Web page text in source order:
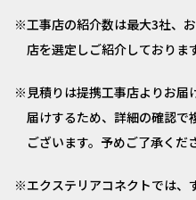
工事店の紹介数は最大3社、
店を選定しご紹介しておりま
見積りは提携工事店よりお届
届けするため、詳細の確認で
ございます。予めご了承くだ
エクステリアコネクトでは